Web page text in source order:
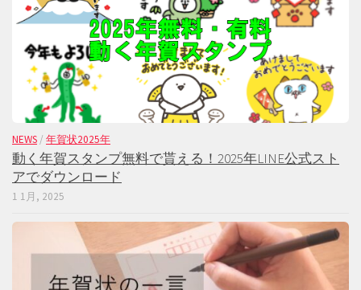
NEWS / 年賀状2025年
動く年賀スタンプ無料で貰える！2025年LINE公式スト
アでダウンロード
1 1月, 2025